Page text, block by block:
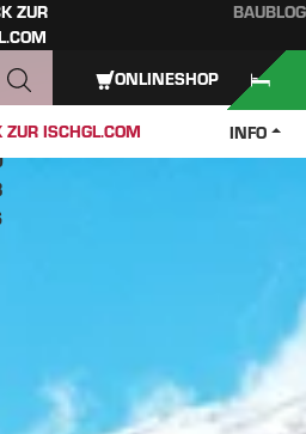
ZUR
BAUBLOG
ZUR ISCHGL.COM INFO
ONLINESHOP